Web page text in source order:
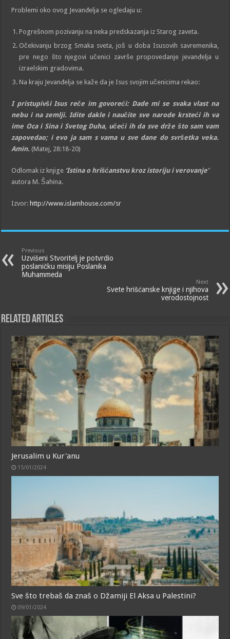
Problemi oko ovog Jevanđelja se ogledaju u:
Pogrešnom pozivanju na neka predskazanja iz Starog zaveta.
Očekivanju brzog Smaka sveta, još u doba Isusovih savremenika,
pre nego što njegovi učenici završe propovedanje jevanđelja u
izraelskim gradovima.
Na kraju Jevanđelja se kaže da je Isus svojim učenicima rekao:
I pristupivši Isus reče im govoreći: Dade mi se svaka vlast na
nebu i na zemlji. Idite dakle i naučite sve narode krsteći ih va
ime Oca i Sina i Svetog Duha, učeći ih da sve drže što sam vam
zapovedao; i evo ja sam s vama u sve dane do svršetka veka.
Amin. (Matej, 28:18-20)
Odlomak iz knjige ‘Istina o hrišćanstvu kroz istoriju i verovanje’
autora M. Šahina.
Izvor: http://www.islamhouse.com/sr
Previous
Uzvišeni Stvoritelj je potvrdio
poslaničku misiju Poslanika
Muhammeda
Next
Svete hrišćanske knjige i njihova
verodostojnost
Related Articles
Jerusalim u Kur'anu
15/01/2024
Sve što trebaš da znaš o Džamiji El Aksa u Palestini?
09/01/2024